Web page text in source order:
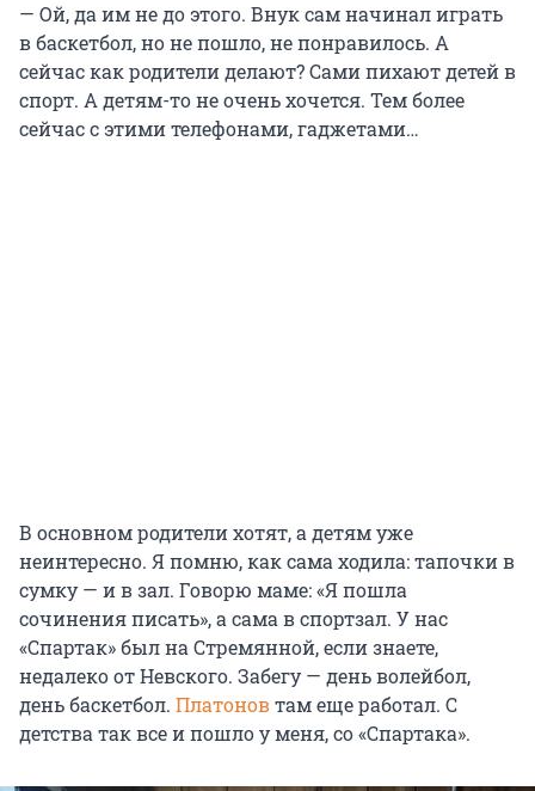
— Ой, да им не до этого. Внук сам начинал играть
в баскетбол, но не пошло, не понравилось. А
сейчас как родители делают? Сами пихают детей в
спорт. А детям-то не очень хочется. Тем более
сейчас с этими телефонами, гаджетами…
В основном родители хотят, а детям уже
неинтересно. Я помню, как сама ходила: тапочки в
сумку — и в зал. Говорю маме: «Я пошла
сочинения писать», а сама в спортзал. У нас
«Спартак» был на Стремянной, если знаете,
недалеко от Невского. Забегу — день волейбол,
день баскетбол. Платоновтам еще работал. С
детства так все и пошло у меня, со «Спартака».